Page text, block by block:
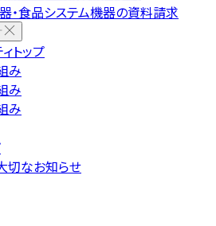
・食品システム機器の資料請求
トップ
み
み
み
切なお知らせ